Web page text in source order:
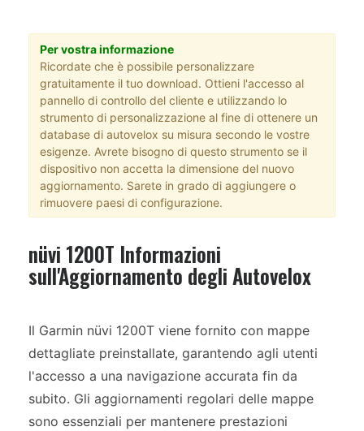
Per vostra informazione
Ricordate che è possibile personalizzare
gratuitamente il tuo download. Ottieni l'accesso al
pannello di controllo del cliente e utilizzando lo
strumento di personalizzazione al fine di ottenere un
database di autovelox su misura secondo le vostre
esigenze. Avrete bisogno di questo strumento se il
dispositivo non accetta la dimensione del nuovo
aggiornamento. Sarete in grado di aggiungere o
rimuovere paesi di configurazione.
nüvi 1200T Informazioni
sull'Aggiornamento degli Autovelox
Il Garmin nüvi 1200T viene fornito con mappe
dettagliate preinstallate, garantendo agli utenti
l'accesso a una navigazione accurata fin da
subito. Gli aggiornamenti regolari delle mappe
sono essenziali per mantenere prestazioni